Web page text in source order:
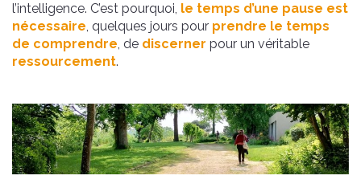
l’intelligence. C’est pourquoi, le temps d’une pause est
nécessaire, quelques jours pour prendre le temps
de comprendre, de discerner pour un véritable
ressourcement.